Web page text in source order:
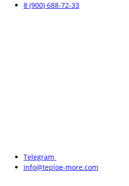
8 (900) 688-72-33
Telegram
info@teploe-more.com